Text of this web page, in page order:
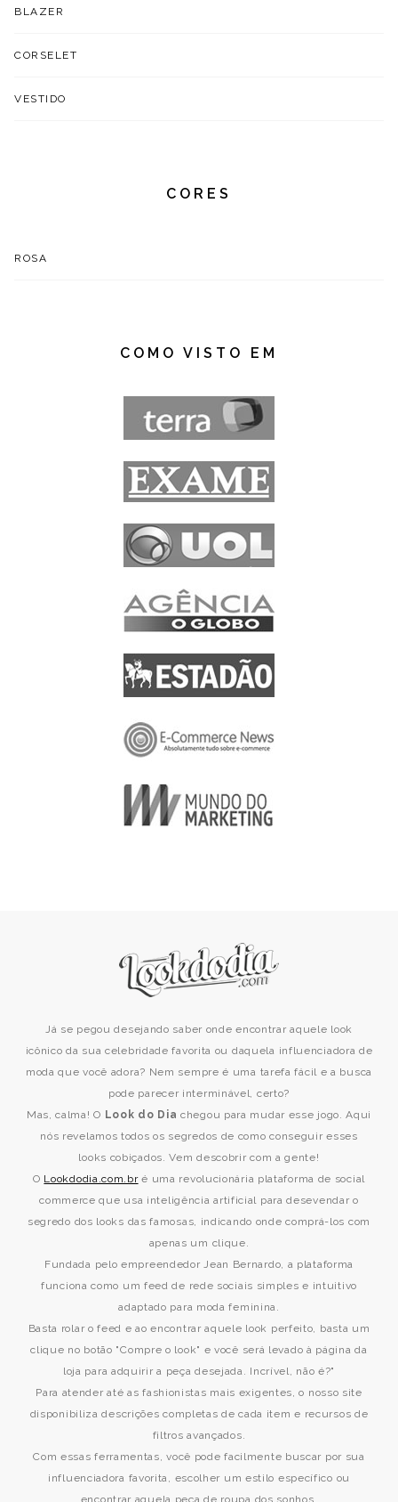
BLAZER
CORSELET
VESTIDO
CORES
ROSA
COMO VISTO EM
Já se pegou desejando saber onde encontrar aquele look
icônico da sua celebridade favorita ou daquela influenciadora de
moda que você adora? Nem sempre é uma tarefa fácil e a busca
pode parecer interminável, certo?
Mas, calma! O Look do Dia chegou para mudar esse jogo. Aqui
nós revelamos todos os segredos de como conseguir esses
looks cobiçados. Vem descobrir com a gente!
O Lookdodia.com.bré uma revolucionária plataforma de social
commerce que usa inteligência artificial para desevendar o
segredo dos looks das famosas, indicando onde comprá-los com
apenas um clique.
Fundada pelo empreendedor Jean Bernardo, a plataforma
funciona como um feed de rede sociais simples e intuitivo
adaptado para moda feminina.
Basta rolar o feed e ao encontrar aquele look perfeito, basta um
clique no botão "Compre o look" e você será levado à página da
loja para adquirir a peça desejada. Incrível, não é?"
Para atender até as fashionistas mais exigentes, o nosso site
disponibiliza descrições completas de cada item e recursos de
filtros avançados.
Com essas ferramentas, você pode facilmente buscar por sua
influenciadora favorita, escolher um estilo específico ou
encontrar aquela peça de roupa dos sonhos.